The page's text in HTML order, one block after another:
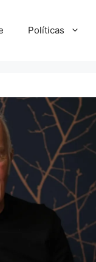
Políticas